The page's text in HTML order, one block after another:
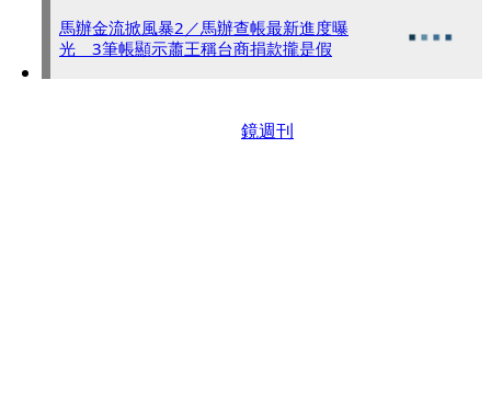
馬辦金流掀風暴2／馬辦查帳最新進度曝
光 3筆帳顯示蕭王稱台商捐款攏是假
鏡週刊